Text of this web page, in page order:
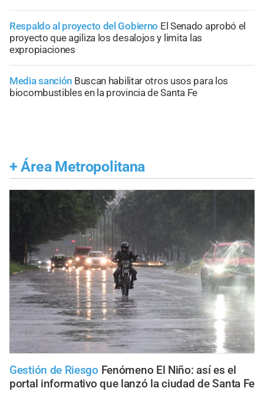
Respaldo al proyecto del Gobierno El Senado aprobó el
proyecto que agiliza los desalojos y limita las
expropiaciones
Media sanción Buscan habilitar otros usos para los
biocombustibles en la provincia de Santa Fe
+ Área Metropolitana
Gestión de Riesgo Fenómeno El Niño: así es el
portal informativo que lanzó la ciudad de Santa Fe